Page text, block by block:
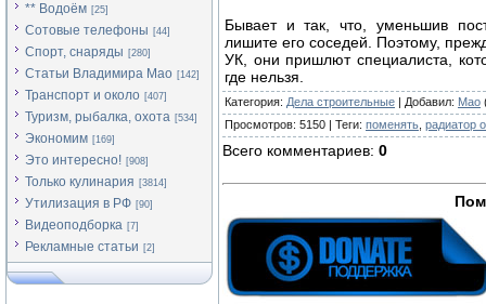
** Водоём [25]
Сотовые телефоны [44]
Спорт, снаряды [280]
Статьи Владимира Мао [142]
Транспорт и около [407]
Туризм, рыбалка, охота [534]
Экономим [169]
Это интересно! [908]
Только кулинария [3814]
Утилизация в РФ [90]
Видеоподборка [7]
Рекламные статьи [2]
Бывает и так, что, уменьшив
лишите его соседей. Поэтому,
УК, они пришлют специалиста,
где нельзя.
Категория: Дела строительные | Добавил: Mao
Просмотров: 5150 | Теги: поменять радиатор
Всего комментариев: 0